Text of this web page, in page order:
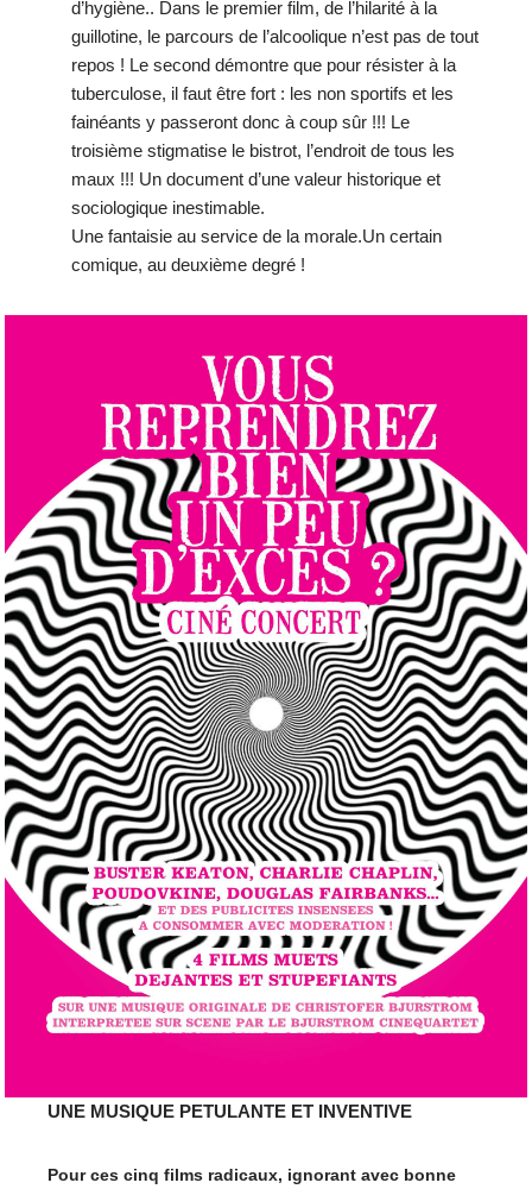
d’hygiène.. Dans le premier film, de l’hilarité à la
guillotine, le parcours de l’alcoolique n’est pas de tout
repos ! Le second démontre que pour résister à la
tuberculose, il faut être fort : les non sportifs et les
fainéants y passeront donc à coup sûr !!! Le
troisième stigmatise le bistrot, l’endroit de tous les
maux !!! Un document d’une valeur historique et
sociologique inestimable.
Une fantaisie au service de la morale.Un certain
comique, au deuxième degré !
UNE MUSIQUE PETULANTE ET INVENTIVE
Pour ces cinq films radicaux, ignorant avec bonne